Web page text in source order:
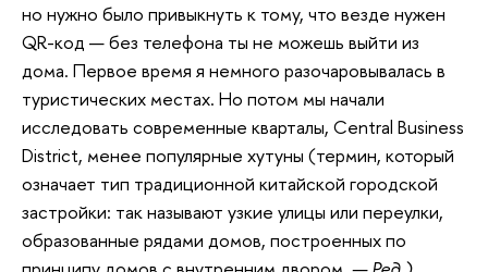
но нужно было привыкнуть к тому, что везде нужен
QR-код — без телефона ты не можешь выйти из
дома. Первое время я немного разочаровывалась в
туристических местах. Но потом мы начали
исследовать современные кварталы, Central Business
District, менее популярные хутуны (термин, который
означает тип традиционной китайской городской
застройки: так называют узкие улицы или переулки,
образованные рядами домов, построенных по